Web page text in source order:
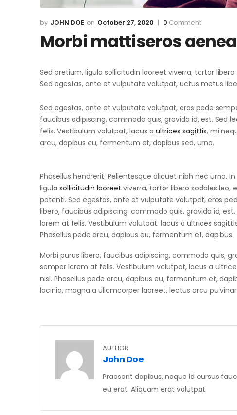
JOHN DOE October 27, 2020 0 Comment
Morbi mattiseros
Sed pretium, ligula sollicitudin laoreet viverra, tortor
Sed egestas, ante et vulputate volutpat, uctus metus
Sed egestas, ante et vulputate volutpat, eros pede
faucibus adipiscing, commodo quis, gravida id, est. Sed
felis. Vestibulum volutpat, lacus a ultrices sagittis, mi
arcu, dapibus eu, fermentum et, dapibus sed, urna.
Phasellus hendrerit. Pellentesque aliquet nibh nec urna.
ligula sollicitudin laoreet viverra, tortor libero sodales leo,
potenti. Sed egestas, ante et vulputate volutpat, eros
libero, faucibus adipiscing, commodo quis, gravida id,
lorem at felis. Vestibulum volutpat, lacus a ultrices
Phasellus pede arcu, dapibus eu, fermentum et, dapibus
Morbi purus libero, faucibus adipiscing, commodo quis,
semper lorem at felis. Vestibulum volutpat, lacus a
nisl. Phasellus pede arcu, dapibus eu, fermentum et,
lacinia, magna a ullamcorper laoreet, lectus arcu
AUTHOR
John Doe
Praesent dapibus, neque id cursus
eu erat. Aliquam erat volutpat.